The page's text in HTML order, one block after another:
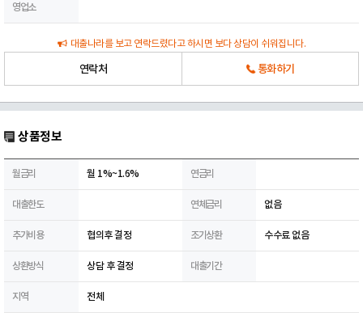
영업소
대출나라를 보고 연락드렸다고 하시면 보다 상담이 쉬워집니다.
연락처 통화하기
상품정보
월금리 월 1%~1.6% 연금리
대출한도 연체금리 없음
추가비용 협의후 결정 조기상환 수수료 없음
상환방식 상담 후 결정 대출기간
지역 전체